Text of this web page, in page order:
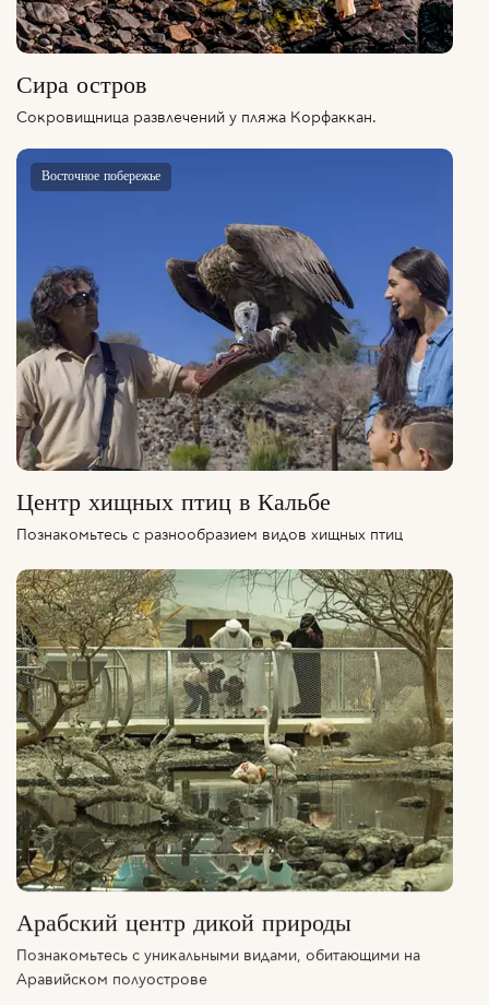
Сира остров
Сокровищница развлечений у пляжа Корфаккан.
Восточное побережье
Центр хищных птиц в Кальбе
Познакомьтесь с разнообразием видов хищных птиц
Арабский центр дикой природы
Познакомьтесь с уникальными видами, обитающими на
Аравийском полуострове